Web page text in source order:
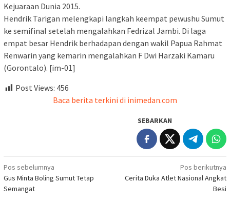
Kejuaraan Dunia 2015.
Hendrik Tarigan melengkapi langkah keempat pewushu Sumut
ke semifinal setelah mengalahkan Fedrizal Jambi. Di laga
empat besar Hendrik berhadapan dengan wakil Papua Rahmat
Renwarin yang kemarin mengalahkan F Dwi Harzaki Kamaru
(Gorontalo). [im-01]
Post Views: 456
Baca berita terkini di inimedan.com
SEBARKAN
Navigasi
pos
Pos sebelumnya
Gus Minta Boling Sumut Tetap
Semangat
Pos berikutnya
Cerita Duka Atlet Nasional Angkat
Besi